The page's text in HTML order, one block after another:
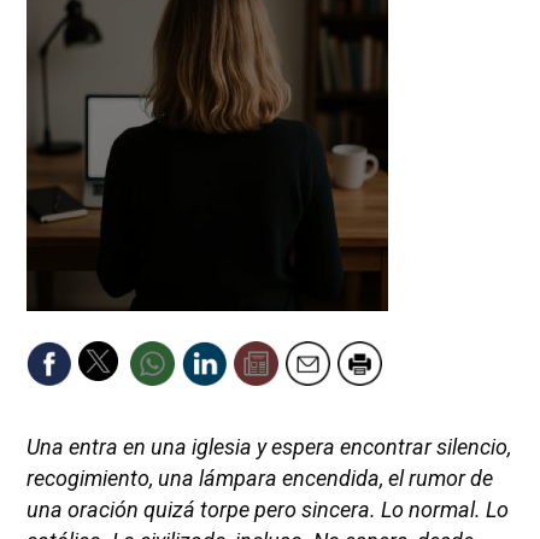
Una entra en una iglesia y espera encontrar silencio,
recogimiento, una lámpara encendida, el rumor de
una oración quizá torpe pero sincera. Lo normal. Lo